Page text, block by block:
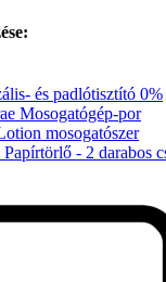
és padlótisztító 0%
Mosogatógép-por
mosogatószer
- 2 darabos